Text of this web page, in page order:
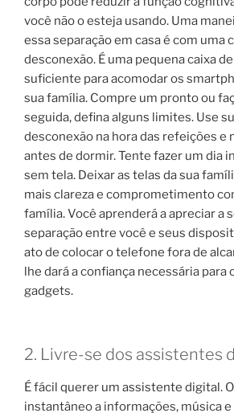
você não o esteja usando. Uma
essa separação em casa é com uma
desconexão. É uma pequena caixa
suficiente para acomodar os
sua família. Compre um pronto ou
seguida, defina alguns limites. Use
desconexão na hora das refeições e
antes de dormir. Tente fazer um dia
sem tela. Deixar as telas da sua
mais clareza e comprometimento
família. Você aprenderá a apreciar a
separação entre você e seus
ato de colocar o telefone fora de
lhe dará a confiança necessária para
gadgets.
2. Livre-se dos assistentes
É fácil querer um assistente digital.
instantâneo a informações, música